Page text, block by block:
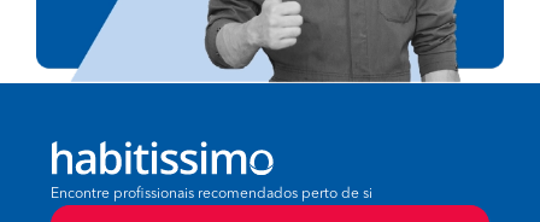
Encontre profissionais recomendados perto de si